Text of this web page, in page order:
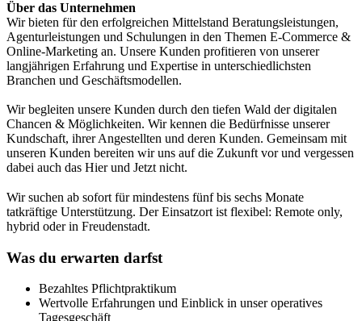
Über das Unternehmen
Wir bieten für den erfolgreichen Mittelstand Beratungsleistungen,
Agenturleistungen und Schulungen in den Themen E-Commerce &
Online-Marketing an. Unsere Kunden profitieren von unserer
langjährigen Erfahrung und Expertise in unterschiedlichsten
Branchen und Geschäftsmodellen.
Wir begleiten unsere Kunden durch den tiefen Wald der digitalen
Chancen & Möglichkeiten. Wir kennen die Bedürfnisse unserer
Kundschaft, ihrer Angestellten und deren Kunden. Gemeinsam mit
unseren Kunden bereiten wir uns auf die Zukunft vor und vergessen
dabei auch das Hier und Jetzt nicht.
Wir suchen ab sofort für mindestens fünf bis sechs Monate
tatkräftige Unterstützung. Der Einsatzort ist flexibel: Remote only,
hybrid oder in Freudenstadt.
Was du erwarten darfst
Bezahltes Pflichtpraktikum
Wertvolle Erfahrungen und Einblick in unser operatives
Tagesgeschäft